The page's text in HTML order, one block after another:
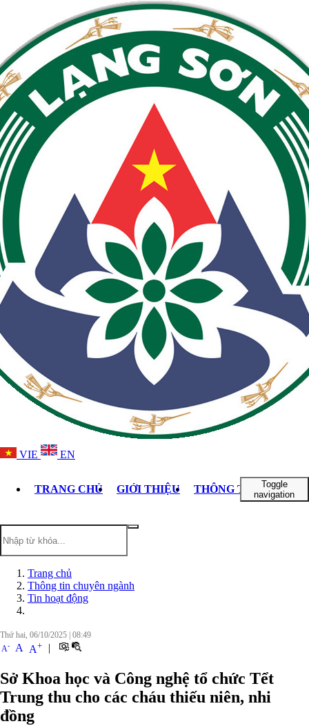
VIE EN
TRANG CHỦ GIỚI THIỆU THÔNG TIN Toggle
navigation
Trang chủ
Thông tin chuyên ngành
Tin hoạt động
Thứ hai, 06/10/2025 08:49
A- A A+ |
Sở Khoa học và Công nghệ tổ chức Tểt
Trung thu cho các cháu thiếu niên, nhi
đồng